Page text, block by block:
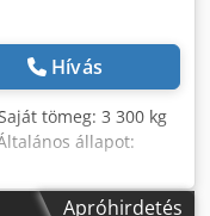
Hívás
tömeg: 3 300 kg
állapot:
állapot:
4 További
Apróhirdetés